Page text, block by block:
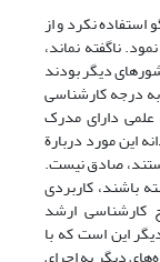
در سال 1345 از این الگو استفاده نکرد و از
ناگفته نماند،
دیگر بودند
به درجه کارشناسی
دارای مدرک
این مورد دربارة
صادق نیست.
باشند، کاربردی
کارشناسی ارشد
این است که با